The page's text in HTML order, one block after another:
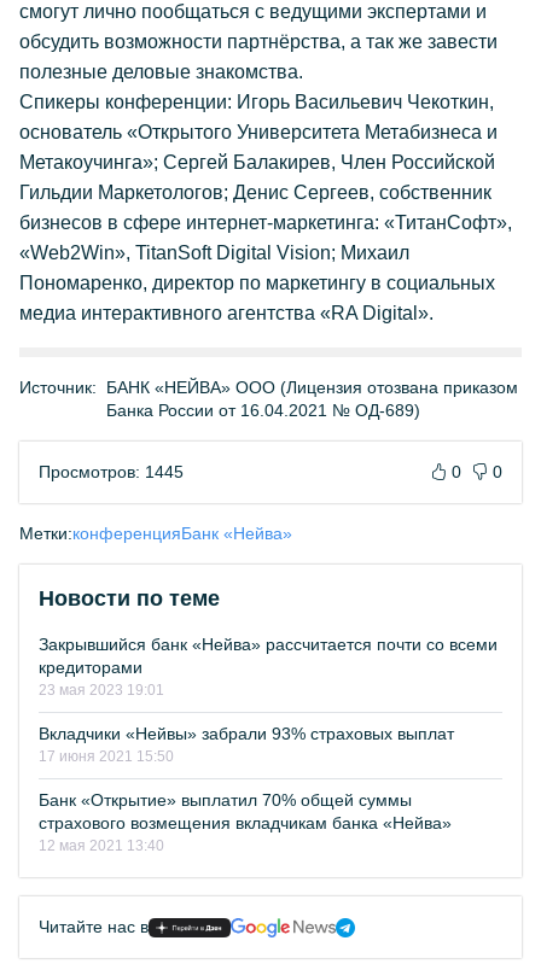
смогут лично пообщаться с ведущими экспертами и
обсудить возможности партнёрства, а так же завести
полезные деловые знакомства.
Спикеры конференции: Игорь Васильевич Чекоткин,
основатель «Открытого Университета Метабизнеса и
Метакоучинга»; Сергей Балакирев, Член Российской
Гильдии Маркетологов; Денис Сергеев, собственник
бизнесов в сфере интернет-маркетинга: «ТитанСофт»,
«Web2Win», TitanSoft Digital Vision; Михаил
Пономаренко, директор по маркетингу в социальных
медиа интерактивного агентства «RA Digital».
Источник:
БАНК «НЕЙВА» ООО (Лицензия отозвана приказом
Банка России от 16.04.2021 № ОД-689)
Просмотров: 1445 0 0
Метки:конференцияБанк «Нейва»
Новости по теме
Закрывшийся банк «Нейва» рассчитается почти со всеми
кредиторами
23 мая 2023 19:01
Вкладчики «Нейвы» забрали 93% страховых выплат
17 июня 2021 15:50
Банк «Открытие» выплатил 70% общей суммы
страхового возмещения вкладчикам банка «Нейва»
12 мая 2021 13:40
Читайте нас в